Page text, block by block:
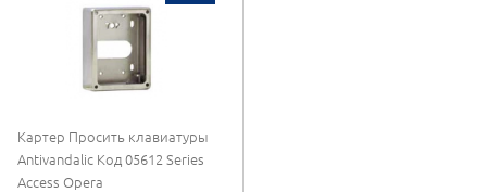
Картер Просить клавиатуры
Antivandalic Код 05612 Series
Access Opera